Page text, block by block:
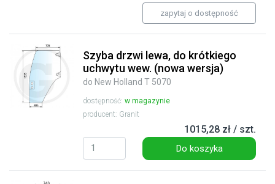
zapytaj o dostępność
Szyba drzwi lewa, do krótkiego
uchwytu wew. (nowa wersja)
do New Holland T 5070
dostępność: w magazynie
producent: Granit
1015,28 zł / szt.
Do koszyka